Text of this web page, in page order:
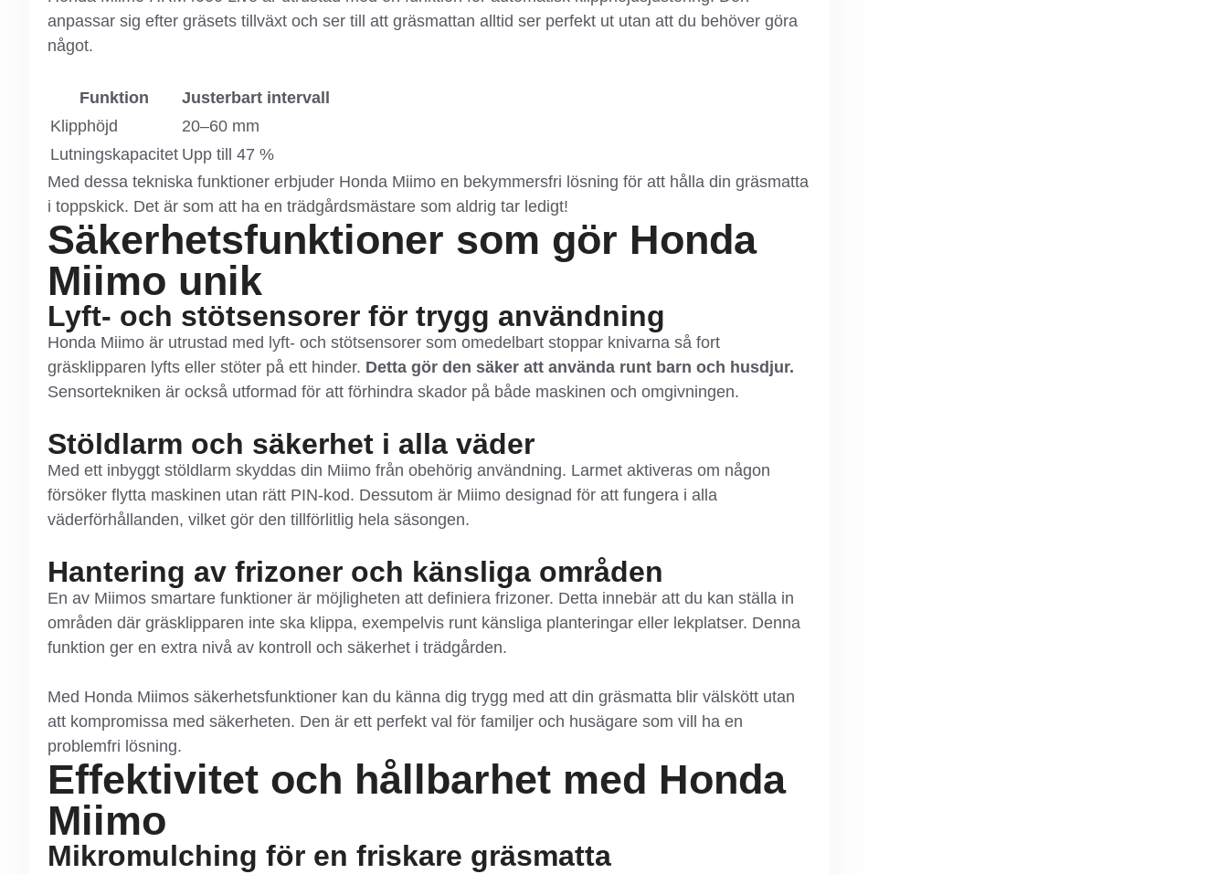
anpassar sig efter gräsets tillväxt och ser till att gräsmattan alltid ser perfekt ut utan att du behöver göra
något.
Funktion
Justerbart intervall
Klipphöjd
20–60 mm
Lutningskapacitet Upp till 47 %
Med dessa tekniska funktioner erbjuder Honda Miimo en bekymmersfri lösning för att hålla din gräsmatta
i toppskick. Det är som att ha en trädgårdsmästare som aldrig tar ledigt!
Säkerhetsfunktioner som gör Honda
Miimo unik
Lyft- och stötsensorer för trygg användning
Honda Miimo är utrustad med lyft- och stötsensorer som omedelbart stoppar knivarna så fort
gräsklipparen lyfts eller stöter på ett hinder. Detta gör den säker att använda runt barn och husdjur.
Sensortekniken är också utformad för att förhindra skador på både maskinen och omgivningen.
Stöldlarm och säkerhet i alla väder
Med ett inbyggt stöldlarm skyddas din Miimo från obehörig användning. Larmet aktiveras om någon
försöker flytta maskinen utan rätt PIN-kod. Dessutom är Miimo designad för att fungera i alla
väderförhållanden, vilket gör den tillförlitlig hela säsongen.
Hantering av frizoner och känsliga områden
En av Miimos smartare funktioner är möjligheten att definiera frizoner. Detta innebär att du kan ställa in
områden där gräsklipparen inte ska klippa, exempelvis runt känsliga planteringar eller lekplatser. Denna
funktion ger en extra nivå av kontroll och säkerhet i trädgården.
Med Honda Miimos säkerhetsfunktioner kan du känna dig trygg med att din gräsmatta blir välskött utan
att kompromissa med säkerheten. Den är ett perfekt val för familjer och husägare som vill ha en
problemfri lösning.
Effektivitet och hållbarhet med Honda
Miimo
Mikromulching för en friskare gräsmatta